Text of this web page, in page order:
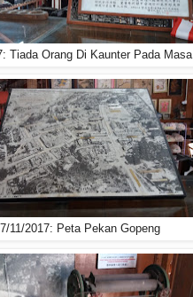
Tiada Orang Di Kaunter Pada
11/2017: Peta Pekan Gopeng